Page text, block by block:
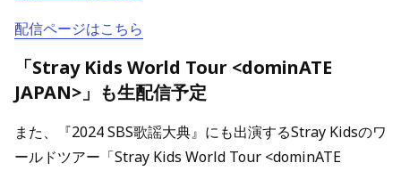
配信ページはこちら
「Stray Kids World Tour <dominATE
JAPAN>」も生配信予定
また、『2024 SBS歌謡大典』にも出演するStray Kidsのワ
ールドツアー「Stray Kids World Tour <dominATE